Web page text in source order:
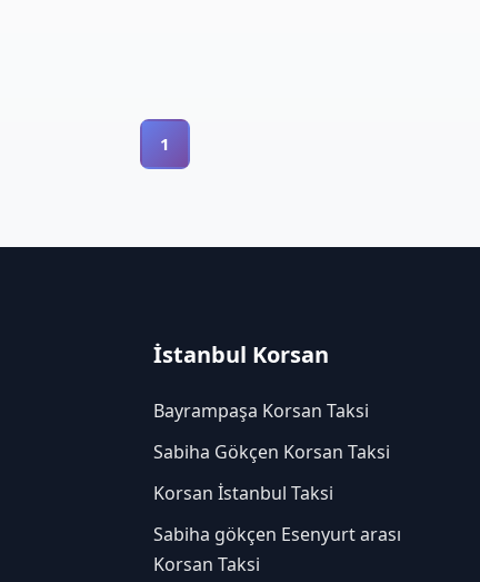
1
İstanbul Korsan
Bayrampaşa Korsan Taksi
Sabiha Gökçen Korsan Taksi
Korsan İstanbul Taksi
Sabiha gökçen Esenyurt arası
Korsan Taksi